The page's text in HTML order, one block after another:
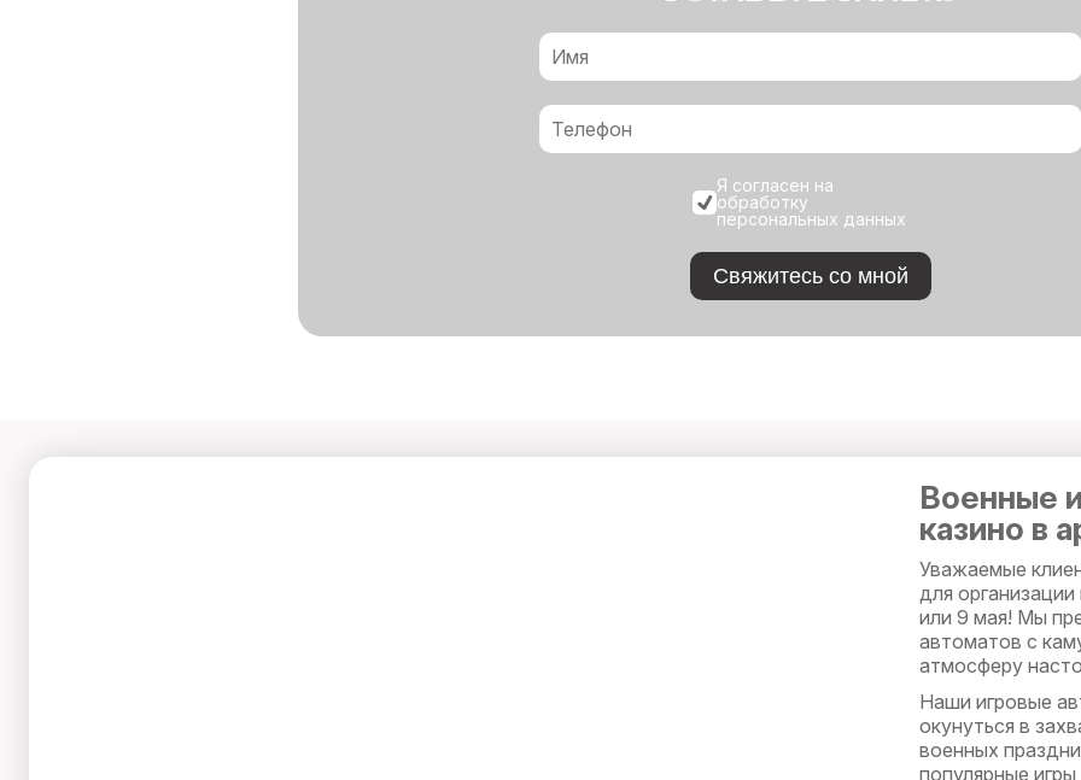
Я согласен на
обработку
персональных данных
Свяжитесь со мной
Военные
казино в
Уважаемые
для
или 9 мая! Мы
автоматов с
атмосферу
Наши игровые
окунуться в
военных
популярные